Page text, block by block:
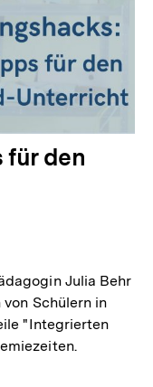
für den
Julia Behr
Schülern in
"Integrierten